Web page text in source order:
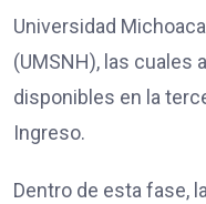
Universidad
(UMSNH), las cuales
disponibles en la
Ingreso.
Dentro de esta fase,